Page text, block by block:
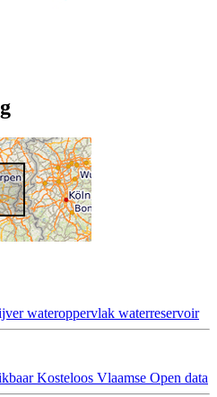
wateroppervlak waterreservoir
Kosteloos Vlaamse Open data